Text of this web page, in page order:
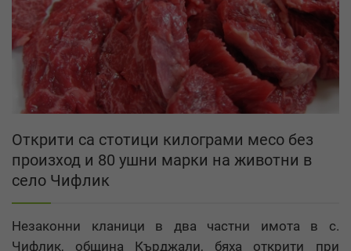
Открити са стотици килограми месо без
произход и 80 ушни марки на животни в
село Чифлик
Незаконни кланици в два частни имота в с.
Чифлик, община Кърджали, бяха открити при